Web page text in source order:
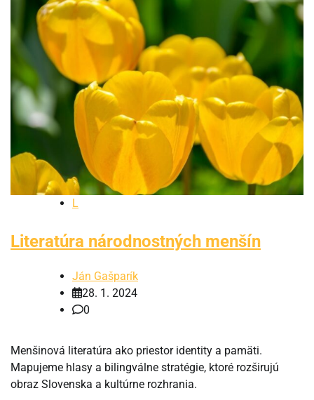
L
Literatúra národnostných menšín
Ján Gašparík
28. 1. 2024
0
Menšinová literatúra ako priestor identity a pamäti.
Mapujeme hlasy a bilingválne stratégie, ktoré rozširujú
obraz Slovenska a kultúrne rozhrania.